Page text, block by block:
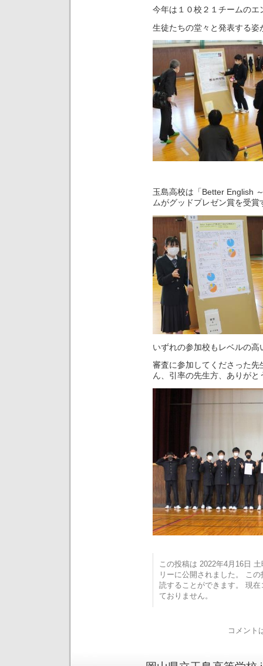
今年は１０校２１チームの
生徒たちの堂々と発表する姿
玉島高校は「Better English
ムがグッドプレゼン賞を受
いずれの参加校もレベルの
審査に参加してくださった
ん、引率の先生方、ありがと
この投稿は 2022年4月16日
リーに公開されました。 こ
読することができます。 現
ておりません。
コメント